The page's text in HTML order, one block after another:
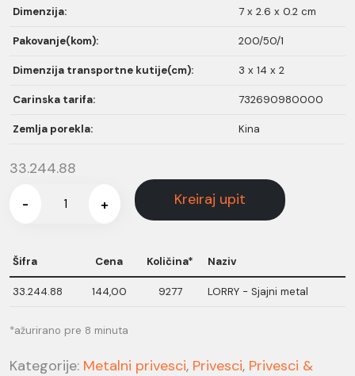
Dimenzija: 7 x 2.6 x 0.2 cm
Pakovanje(kom): 200/50/1
Dimenzija transportne kutije(cm): 3 x 14 x 2
Carinska tarifa: 732690980000
Zemlja porekla: Kina
33.244.88
- + Kreiraj upit
Šifra Cena Količina* Naziv
33.244.88 144,00 9277 LORRY - Sjajni metal
*ažurirano pre 8 minuta
Kategorije: Metalni privesci, Privesci, Privesci &